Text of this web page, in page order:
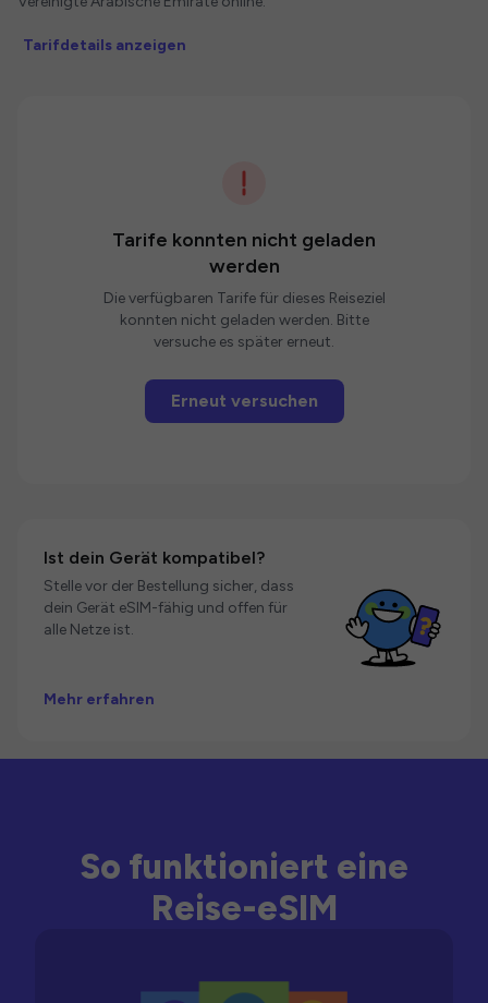
Tarifdetails anzeigen
Tarife konnten nicht geladen
werden
Die verfügbaren Tarife für dieses Reiseziel
konnten nicht geladen werden. Bitte
versuche es später erneut.
Erneut versuchen
Ist dein Gerät kompatibel?
Stelle vor der Bestellung sicher, dass
dein Gerät eSIM-fähig und offen für
alle Netze ist.
Mehr erfahren
So funktioniert eine
Reise-eSIM